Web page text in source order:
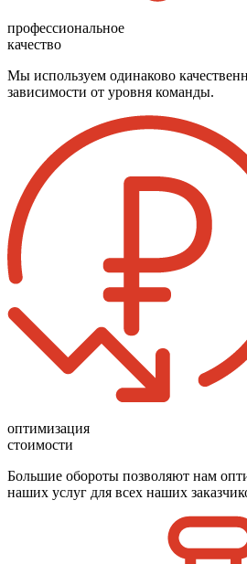
профессиональное
качество
Мы используем одинаково
зависимости от уровня команды.
оптимизация
стоимости
Большие обороты позволяют нам
наших услуг для всех наших